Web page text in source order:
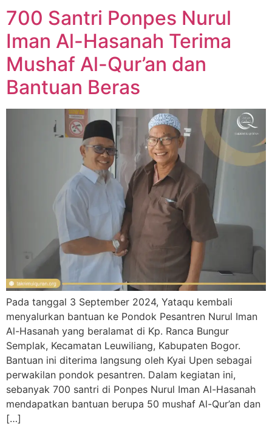
700 Santri Ponpes Nurul
Iman Al-Hasanah Terima
Mushaf Al-Qur’an dan
Bantuan Beras
Pada tanggal 3 September 2024, Yataqu kembali
menyalurkan bantuan ke Pondok Pesantren Nurul Iman
Al-Hasanah yang beralamat di Kp. Ranca Bungur
Semplak, Kecamatan Leuwiliang, Kabupaten Bogor.
Bantuan ini diterima langsung oleh Kyai Upen sebagai
perwakilan pondok pesantren. Dalam kegiatan ini,
sebanyak 700 santri di Ponpes Nurul Iman Al-Hasanah
mendapatkan bantuan berupa 50 mushaf Al-Qur’an dan
[…]